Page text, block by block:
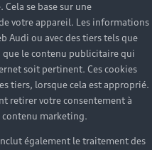
se base sur une
votre appareil. Les informations
Audi ou avec des tiers tels que
le contenu publicitaire qui
soit pertinent. Ces cookies
tiers, lorsque cela est approprié.
retirer votre consentement à
marketing.
également le traitement des